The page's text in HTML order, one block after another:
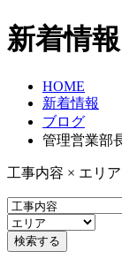
新着情報
HOME
新着情報
ブログ
管理営業部
工事内容 × エリ